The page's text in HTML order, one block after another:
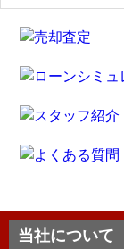
当社について